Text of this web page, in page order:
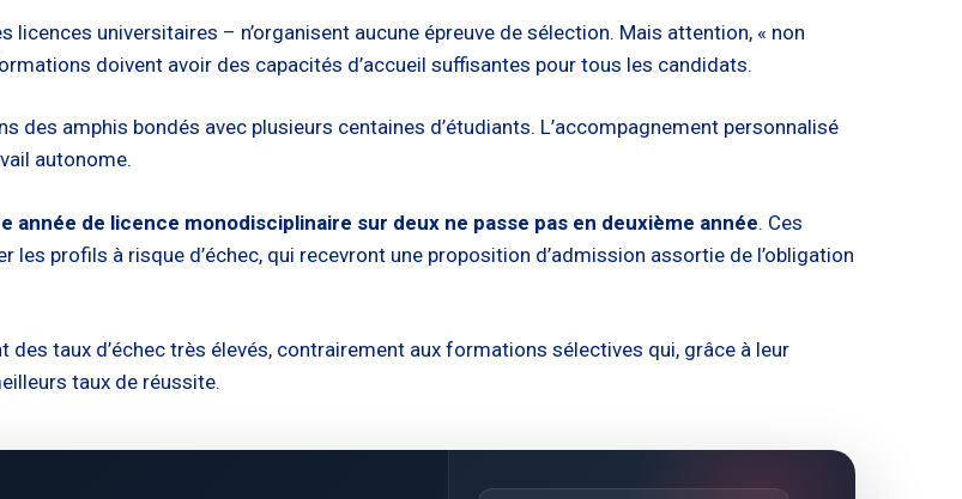
universitaires – n’organisent aucune épreuve de sélection. Mais attention, « non
doivent avoir des capacités d’accueil suffisantes pour tous les candidats.
des amphis bondés avec plusieurs centaines d’étudiants. L’accompagnement personnalisé
autonome.
année de licence monodisciplinaire sur deux ne passe pas en deuxième année. Ces
profils à risque d’échec, qui recevront une proposition d’admission assortie de l’obligation
taux d’échec très élevés, contrairement aux formations sélectives qui, grâce à leur
taux de réussite.